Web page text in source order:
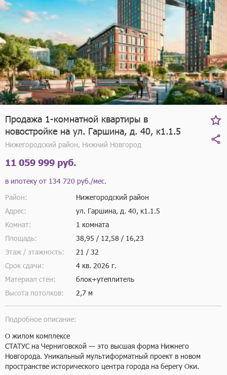
Продажа 1-комнатной квартиры в
новостройке на ул. Гаршина, д. 40, к1.1.5
Нижегородский район, Нижний Новгород
11 059 999 руб.
в ипотеку от 134 720 руб./мес.
Район:
Нижегородский район
Адрес:
ул. Гаршина, д. 40, к1.1.5
Комнат:
1 комната
Площадь:
38,95 / 12,58 / 16,23
Этаж / этажность:
21 / 32
Срок сдачи:
4 кв. 2026 г.
Материал стен:
блок+утеплитель
Высота потолков:
2,7 м
Подробное описание:
О жилом комплексе
СТАТУС на Черниговской — это высшая форма Нижнего
Новгорода. Уникальный мультиформатный проект в новом
пространстве исторического центра города на берегу Оки.